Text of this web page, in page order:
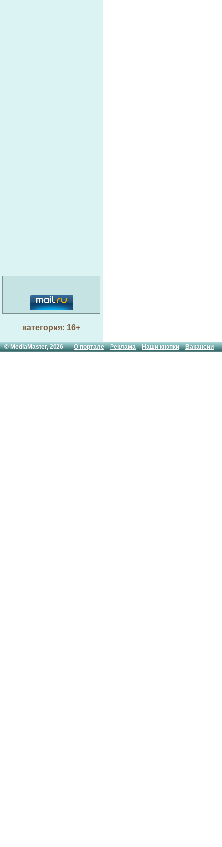
категория: 16+
© MediaMaster, 2026О портале Реклама Наши кнопки Вакансии